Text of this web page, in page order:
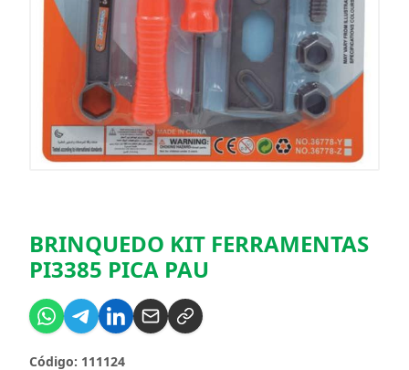
BRINQUEDO KIT FERRAMENTAS
PI3385 PICA PAU
Código: 111124